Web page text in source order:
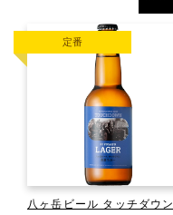
定番
八ヶ岳ビール タッチダウン